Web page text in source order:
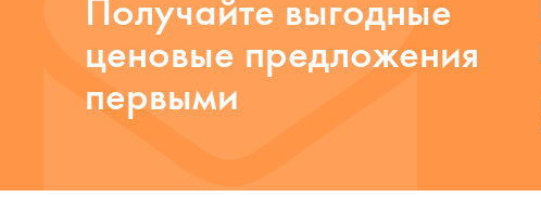
ценовые предложения
первыми